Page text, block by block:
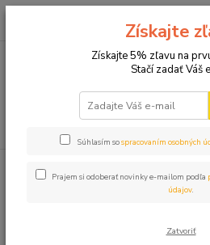
Prihlásenie
Získajte
Získajte 5% zľavu na
Stačí zadať Váš
Súhlasím sospracovaním osobných
Prajem si odoberať novinky e-mailom podľa
údajov.
Zatvoriť